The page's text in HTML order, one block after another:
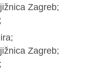
Zagreb;
Zagreb;